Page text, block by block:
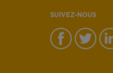
SUIVEZ-NOUS